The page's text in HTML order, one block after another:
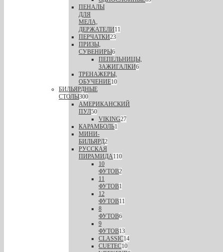
ПЕНАЛЫ
ДЛЯ
МЕЛА,
ДЕРЖАТЕЛИ11
ПЕРЧАТКИ23
ПРИЗЫ,
СУВЕНИРЫ6
ПЕПЕЛЬНИЦЫ,
ЗАЖИГАЛКИ6
ТРЕНАЖЕРЫ,
ОБУЧЕНИЕ10
БИЛЬЯРДНЫЕ
СТОЛЫ300
АМЕРИКАНСКИЙ
ПУЛ50
VIKING27
КАРАМБОЛЬ1
МИНИ-
БИЛЬЯРД2
РУССКАЯ
ПИРАМИДА110
10
ФУТОВ2
11
ФУТОВ1
12
ФУТОВ11
8
ФУТОВ6
9
ФУТОВ13
CLASSIC14
CUETEC10